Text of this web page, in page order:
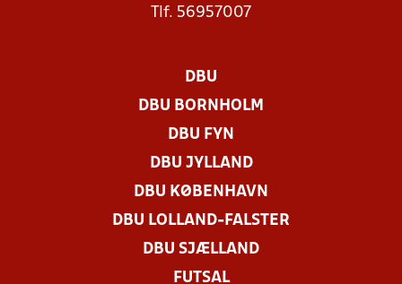
Tlf. 56957007
DBU
DBU BORNHOLM
DBU FYN
DBU JYLLAND
DBU KØBENHAVN
DBU LOLLAND-FALSTER
DBU SJÆLLAND
FUTSAL